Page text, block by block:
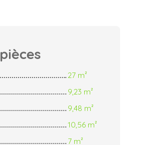
pièces
27 m²
9,23 m²
9,48 m²
10,56 m²
7 m²